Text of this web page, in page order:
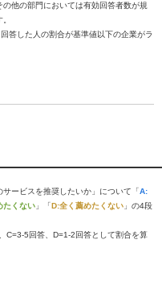
他の部門においては有効回答者数が規
答した人の割合が基準値以下の企業がラ
ービスを推奨したいか」について「A:
たくない 」「D:全く薦めたくない 」の4段
5回答、D=1-2回答として割合を算